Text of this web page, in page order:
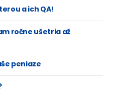
a ich QA!
ročne ušetria až
peniaze